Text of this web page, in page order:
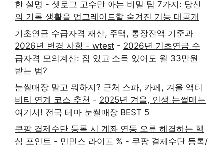
한 설명 - 셋로그 고수만 아는 비밀 팁 7가지: 당신
의 기록 생활을 업그레이드할 숨겨진 기능 대공개
기초연금 수급자격 재산, 주택, 통장잔액 기준과
2026년 변경 사항 - wtest - 2026년 기초연금 수
급자격 모의계산: 집 있고 소득 있어도 월 33만원
받는 법?
눈썰매장 말고 뭐하지? 근처 스파, 카페, 겨울 액티
비티 연계 코스 추천 - 2025년 겨울, 인생 눈썰매는
여기서! 전국 테마 눈썰매장 BEST 5
쿠팡 결제수단 등록 시 계좌 연동 오류 해결하는 핵
심 포인트 - 민민스 라이프 % - 쿠팡 결제수단 등록/